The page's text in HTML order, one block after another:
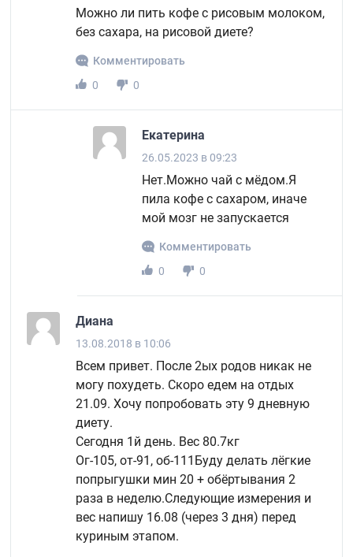
Можно ли пить кофе с рисовым молоком,
без сахара, на рисовой диете?
Комментировать
0
0
Екатерина
26.05.2023 в 09:23
Нет.Можно чай с мёдом.Я
пила кофе с сахаром, иначе
мой мозг не запускается
Комментировать
0
0
Диана
13.08.2018 в 10:06
Всем привет. После 2ых родов никак не
могу похудеть. Скоро едем на отдых
21.09. Хочу попробовать эту 9 дневную
диету.
Сегодня 1й день. Вес 80.7кг
Ог-105, от-91, об-111 Буду делать лёгкие
попрыгушки мин 20 + обёртывания 2
раза в неделю.Следующие измерения и
вес напишу 16.08 (через 3 дня) перед
куриным этапом.